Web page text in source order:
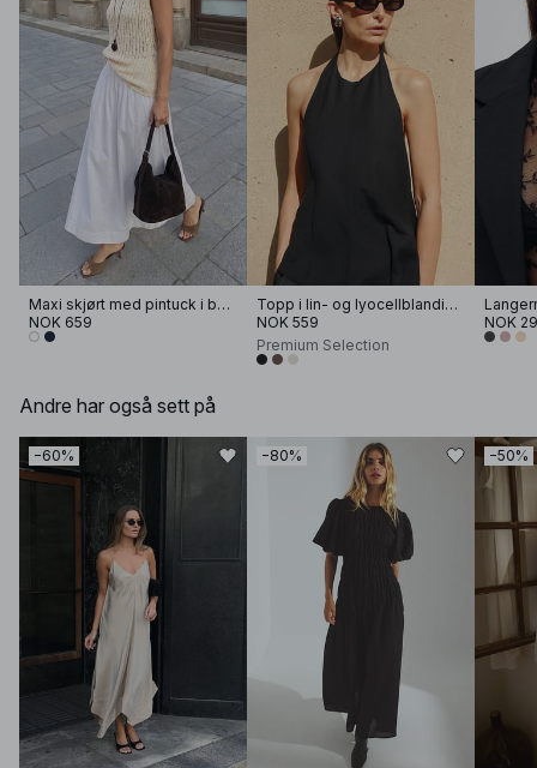
Maxi skjørt med pintuck i bomull
NOK 659
Topp i lin- og lyocellblanding med halterneck
NOK 559
Premium Selection
NOK
Andre har også sett på
−60% −80% −50%